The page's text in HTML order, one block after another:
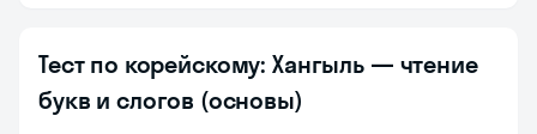
Тест по корейскому: Хангыль — чтение
букв и слогов (основы)